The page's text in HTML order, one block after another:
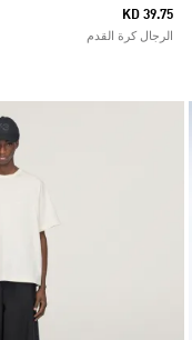
KD 39.75
الرجال كرة القدم